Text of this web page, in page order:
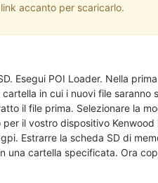
accanto per scaricarlo.
Esegui POI Loader. Nella
in cui i nuovi file saranno
il file prima. Selezionare la
il vostro dispositivo Kenwood
Estrarre la scheda SD di
una cartella specificata. Ora